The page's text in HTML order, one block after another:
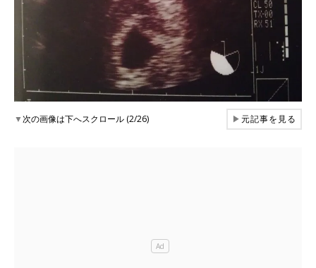
▼次の画像は下へスクロール (2/26) ▶元記事を見る